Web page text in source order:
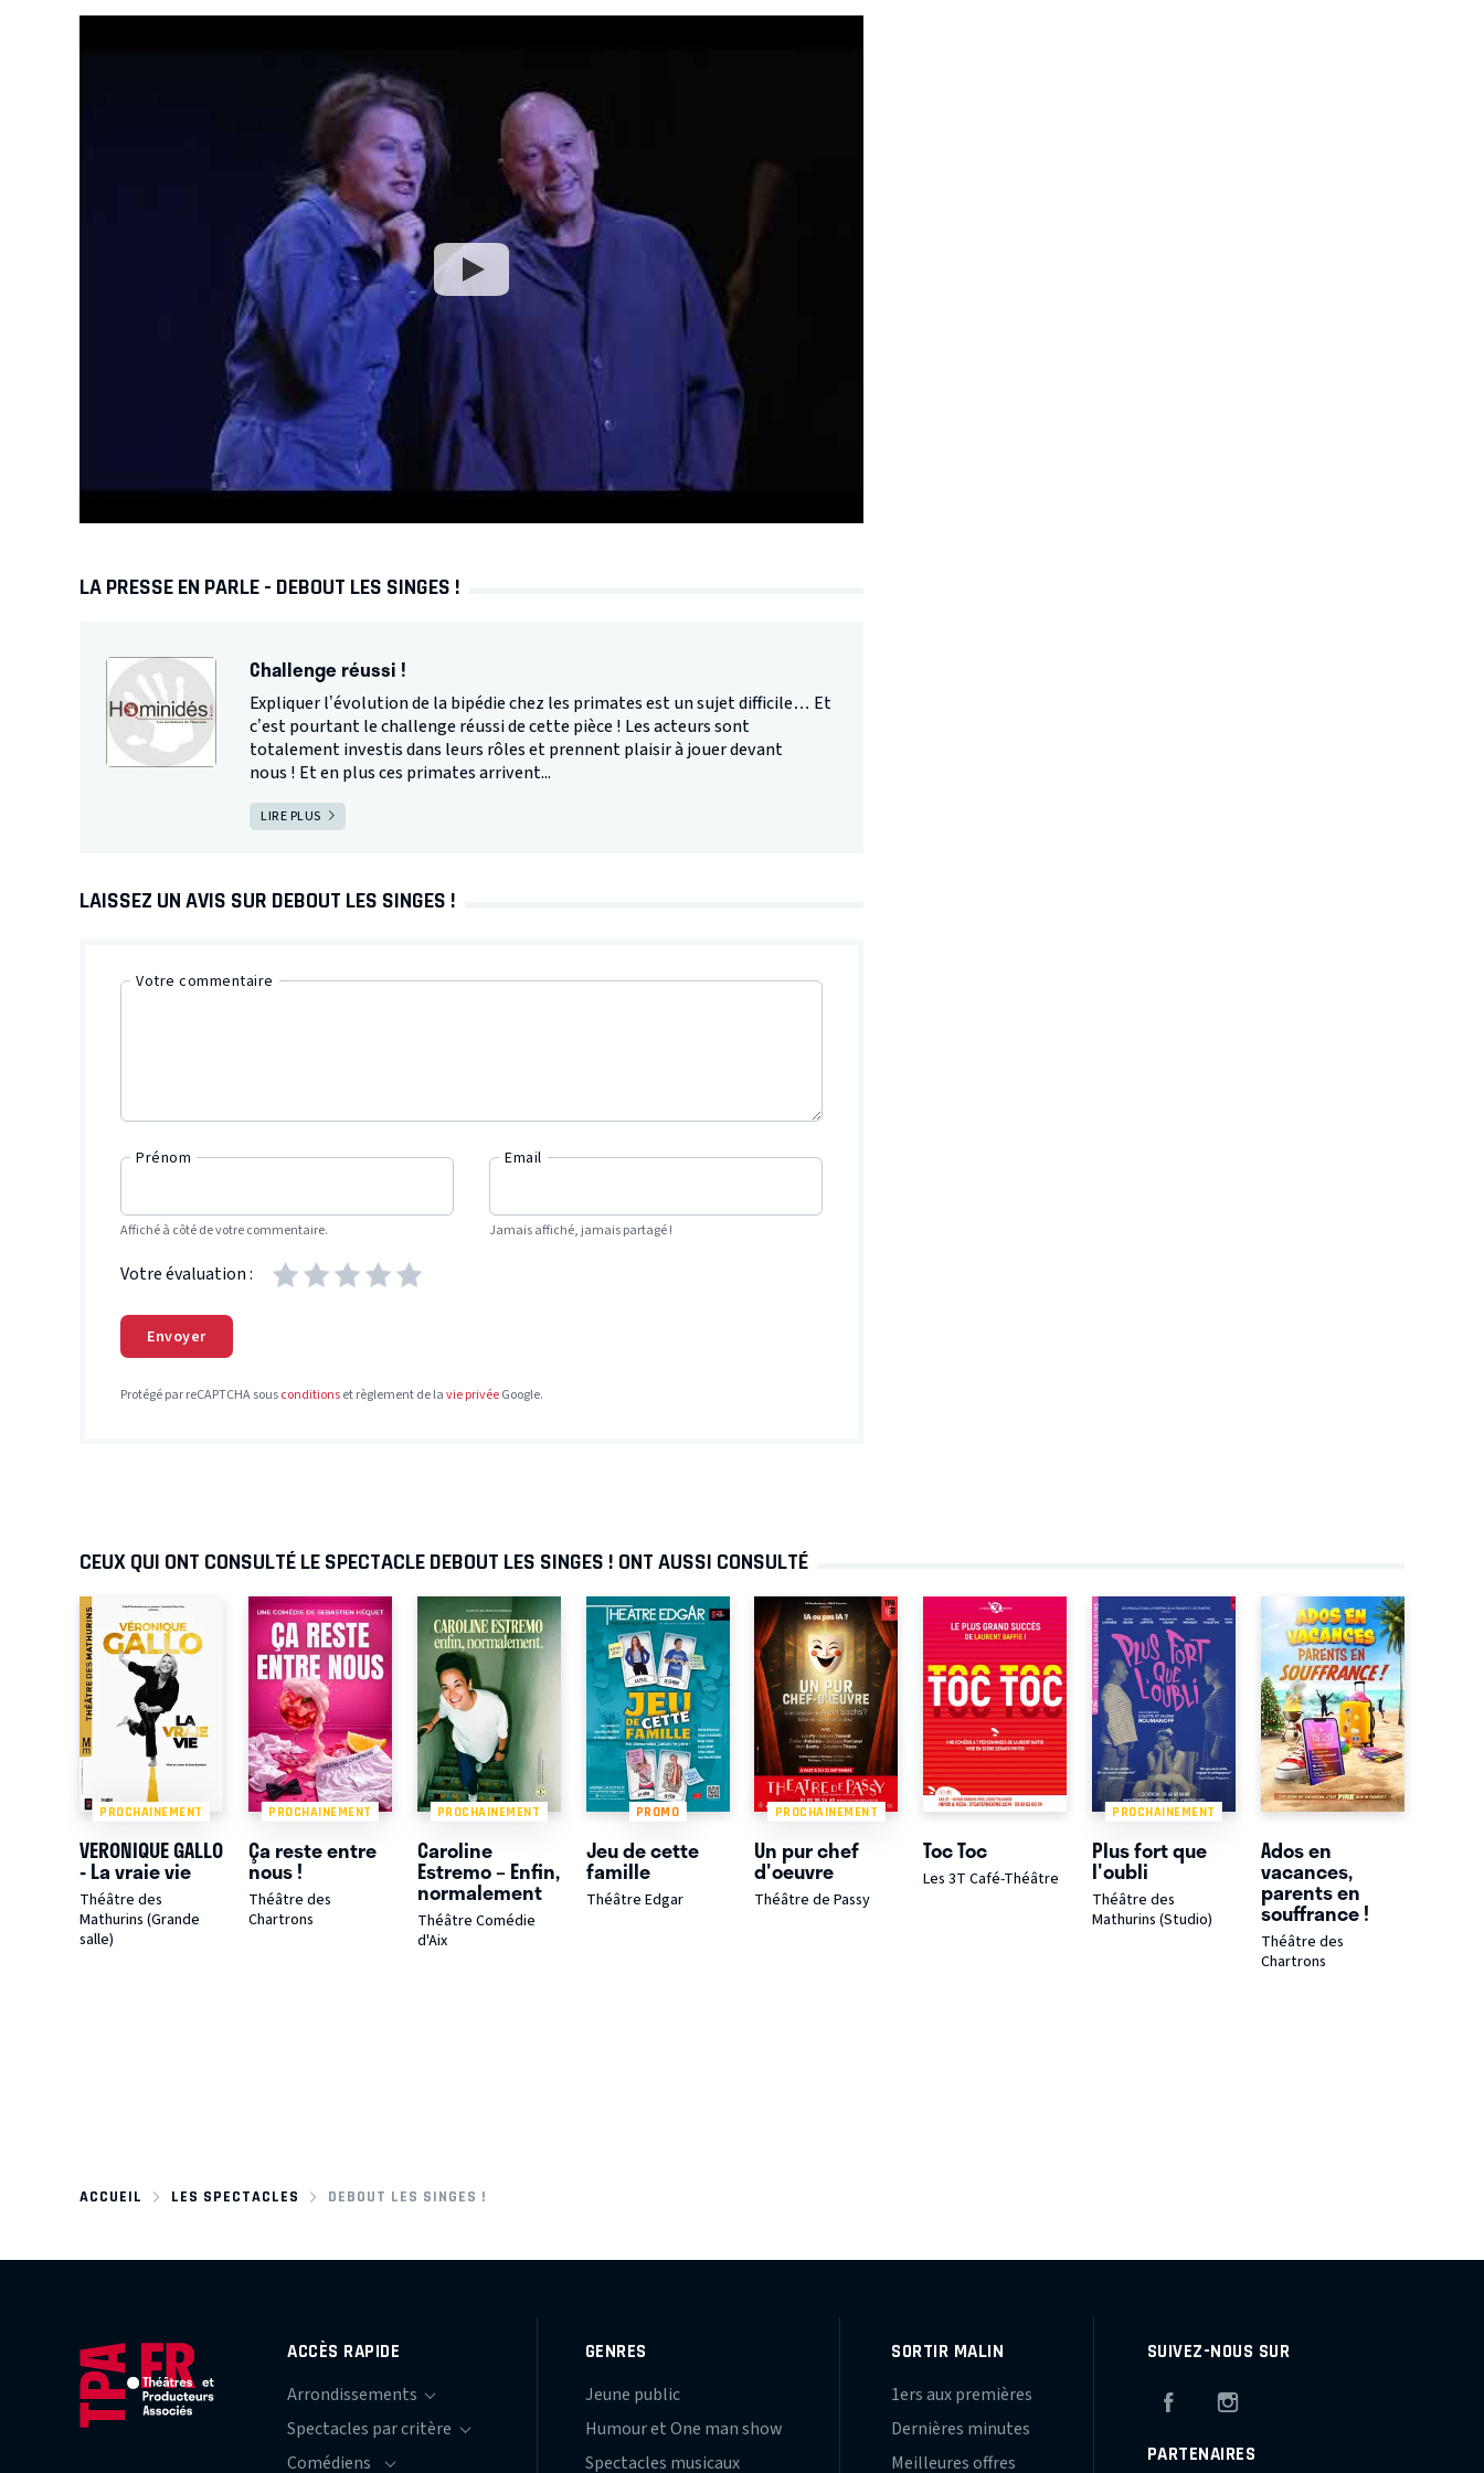
LA PRESSE EN PARLE - DEBOUT LES SINGES !
Challenge réussi !
Expliquer l’évolution de la bipédie chez les primates est un sujet difficile… Et
c’est pourtant le challenge réussi de cette pièce ! Les acteurs sont
totalement investis dans leurs rôles et prennent plaisir à jouer devant
nous ! Et en plus ces primates arrivent...
LIRE PLUS
LAISSEZ UN AVIS SUR DEBOUT LES SINGES !
Votre commentaire
Prénom
Affiché à côté de votre commentaire.
Email
Jamais affiché, jamais partagé !
Votre évaluation :
Envoyer
Protégé par reCAPTCHA sousconditionset règlement de lavie privéeGoogle.
CEUX QUI ONT CONSULTÉ LE SPECTACLE DEBOUT LES SINGES ! ONT AUSSI CONSULTÉ
PROCHAINEMENT
VERONIQUE GALLO
- La vraie vie
Théâtre des
Mathurins (Grande
salle)
PROCHAINEMENT
Ça reste entre
nous !
Théâtre des
Chartrons
PROCHAINEMENT
Caroline
Estremo – Enfin,
normalement
Théâtre Comédie
d'Aix
PROMO
Jeu de cette
famille
Théâtre Edgar
PROCHAINEMENT
Un pur chef
d'oeuvre
Théâtre de Passy
Toc Toc
Les 3T Café-Théâtre
PROCHAINEMENT
Plus fort que
l'oubli
Théâtre des
Mathurins (Studio)
Ados en
vacances,
parents en
souffrance !
Théâtre des
Chartrons
ACCUEIL LES SPECTACLES DEBOUT LES SINGES !
ACCÈS RAPIDE GENRES
Jeune public
Humour et One man show
Spectacles musicaux
SORTIR MALIN
1ers aux premières
Dernières minutes
Meilleures offres
SUIVEZ-NOUS SUR
Facebook
PARTENAIRES